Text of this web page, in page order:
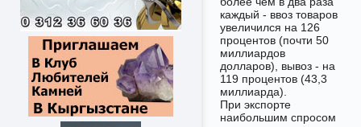
каждый - ввоз товаров
увеличился на 126
процентов (почти 50
миллиардов
долларов), вывоз - на
119 процентов (43,3
миллиарда).
При экспорте
наибольшим спросом